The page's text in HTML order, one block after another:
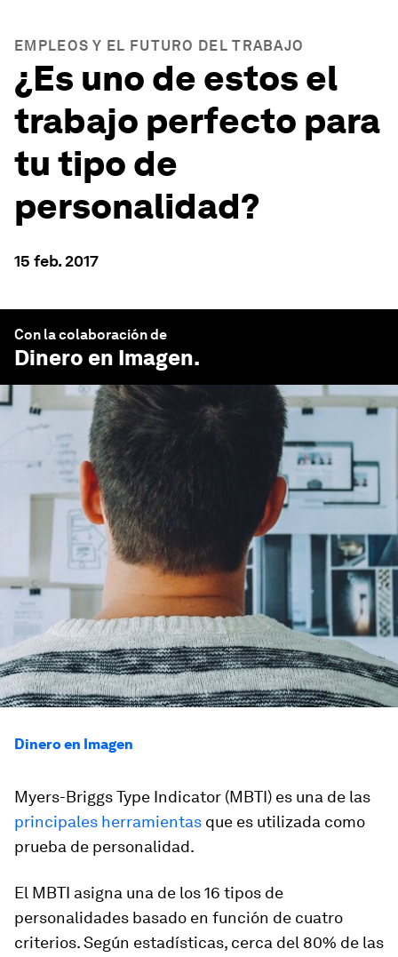
EMPLEOS Y EL FUTURO DEL TRABAJO
¿Es uno de estos el
trabajo perfecto para
tu tipo de
personalidad?
15 feb. 2017
Con la colaboración de
Dinero en Imagen.
Dinero en Imagen
Myers-Briggs Type Indicator (MBTI) es una de las
principales herramientas que es utilizada como
prueba de personalidad.
El MBTI asigna una de los 16 tipos de
personalidades basado en función de cuatro
criterios. Según estadísticas, cerca del 80% de las